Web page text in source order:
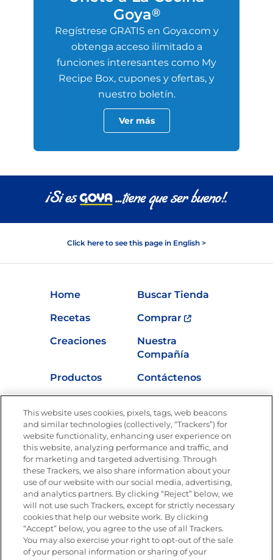
Goya®
Regístrese GRATIS en Goya.com y
obtenga acceso ilimitado a
funciones interesantes como My
Recipe Box, cupones y ofertas, y
nuestro boletín.
Ver más
Click here to see this page in English >
Home
Buscar Tienda
Recetas
Comprar
Creaciones
Nuestra
Compañía
Productos
Contáctenos
Nutrición
Únete a La Cocina Goya®
Recibe Nuevas Recetas, Ofertas Especiales y
Promociones
Email(Obligatorio)
This website uses cookies, pixels, tags, web beacons
and similar technologies (collectively, “Trackers”) for
website functionality, enhancing user experience on
this website, analyzing performance and traffic, and
for marketing and targeted advertising. Through
these Trackers, we also share information about your
use of our website with our social media, advertising,
and analytics partners. By clicking “Reject” below, we
will not use such Trackers, except for strictly necessary
cookies that help our website work. By clicking
“Accept” below, you agree to the use of all Trackers.
You may also exercise your right to opt-out of the sale
of your personal information or sharing of your